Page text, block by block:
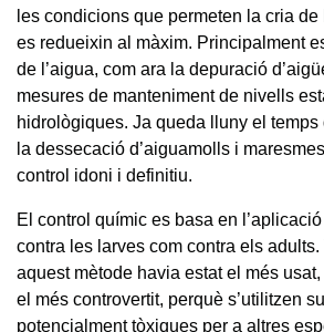
les condicions que permeten la cria
es redueixin al màxim. Principalment
de l’aigua, com ara la depuració
mesures de manteniment de nivells
hidrològiques. Ja queda lluny el
la dessecació d’aiguamolls i
control idoni i definitiu.
El control químic es basa en
contra les larves com contra els
aquest mètode havia estat el més
el més controvertit, perquè s’utilitzen
potencialment tòxiques per a altres